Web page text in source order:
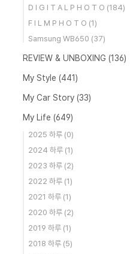
D I G I T A L P H O T O (184)
F I L M P H O T O (1)
Samsung WB650 (37)
REVIEW & UNBOXING (136)
My Style (441)
My Car Story (33)
My Life (649)
2025 하루 (0)
2024 하루 (1)
2023 하루 (2)
2022 하루 (1)
2021 하루 (1)
2020 하루 (2)
2019 하루 (1)
2018 하루 (5)